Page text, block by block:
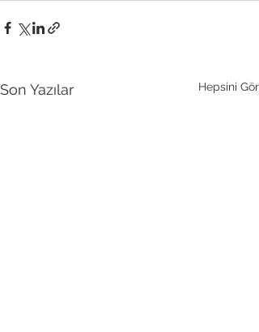
Son Yazılar Hepsini Gör